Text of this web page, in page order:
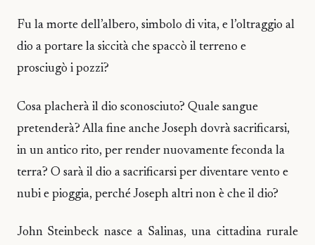
Fu la morte dell’albero, simbolo di vita, e l’oltraggio al
dio a portare la siccità che spaccò il terreno e
prosciugò i pozzi?
Cosa placherà il dio sconosciuto? Quale sangue
pretenderà? Alla fine anche Joseph dovrà sacrificarsi,
in un antico rito, per render nuovamente feconda la
terra? O sarà il dio a sacrificarsi per diventare vento e
nubi e pioggia, perché Joseph altri non è che il dio?
John Steinbeck nasce a Salinas, una cittadina rurale